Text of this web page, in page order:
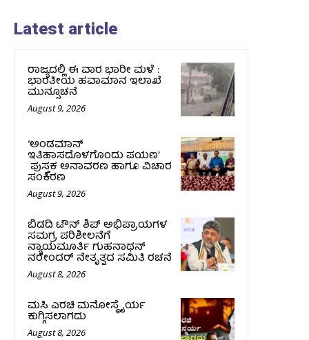
Latest article
ರಾಜ್ಯದಲ್ಲಿ ಈ ವಾರ ಭಾರೀ ಮಳೆ :
ಭಾರತೀಯ ಹವಾಮಾನ ಇಲಾಖೆ
ಮುನ್ಸೂಚನೆ
August 9, 2026
‘ಅಂಡಮಾನ್
ಇತಿಹಾಸದೊಳಗೊಂದು ಪಯಣ’
ಪುಸ್ತಕ ಅನಾವರಣ ಹಾಗೂ ವಿಚಾರ
ಸಂಕಿರಣ
August 9, 2026
ಬಿಡದಿ ಟೌನ್ ಶಿಪ್ ಅಭಿಪ್ರಾಯಗಳ
ಸಮಗ್ರ ಪರಿಶೀಲನೆಗೆ
ನ್ಯಾಯಮೂರ್ತಿ ಗುಹನಾಥನ್
ನರೇಂದರ್ ನೇತೃತ್ವದ ಸಮಿತಿ ರಚನೆ
August 8, 2026
ಮಸಿ ಎರಚಿ ಮನೋಸ್ಥೈರ್ಯ
ಕುಗ್ಗಿಸಲಾಗದು
August 8, 2026